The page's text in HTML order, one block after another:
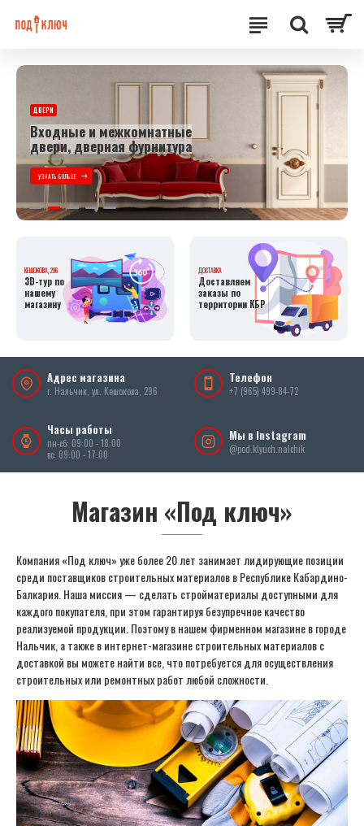
ДВЕРИ
Входные и межкомнатные
двери, дверная фурнитура
УЗНАТЬ БОЛЬШЕ
КЕШОКОВА, 296
3D-тур по
нашему
магазину
ДОСТАВКА
Доставляем
заказы по
территории КБР
Адрес магазина
г. Нальчик, ул. Кешокова, 296
Телефон
+7 (965) 499-84-72
Часы работы
пн-сб: 09:00 - 18:00
вс: 09:00 - 17:00
Мы в Instagram
@pod.klyuch.nalchik
Магазин «Под ключ»
Компания «Под ключ» уже более 20 лет занимает лидирующие позиции
среди поставщиков строительных материалов в Республике Кабардино-
Балкария. Наша миссия — сделать стройматериалы доступными для
каждого покупателя, при этом гарантируя безупречное качество
реализуемой продукции. Поэтому в нашем фирменном магазине в городе
Нальчик, а также в интернет-магазине строительных материалов с
доставкой вы можете найти все, что потребуется для осуществления
строительных или ремонтных работ любой сложности.